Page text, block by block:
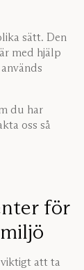
sätt. Den
med hjälp
du har
oss så
för
att ta